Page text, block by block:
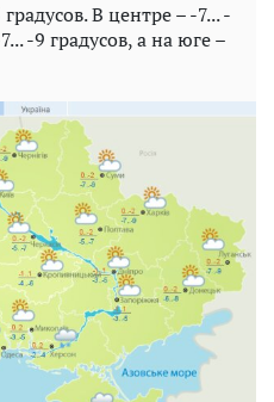
В центре – -7... -
-9 градусов, а на юге –